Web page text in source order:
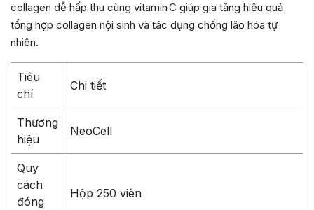
collagen dễ hấp thu cùng vitamin C giúp gia tăng hiệu quả
tổng hợp collagen nội sinh và tác dụng chống lão hóa tự
nhiên.
Tiêu
chí
Chi tiết
Thương
hiệu
NeoCell
Quy
cách
đóng
Hộp 250 viên